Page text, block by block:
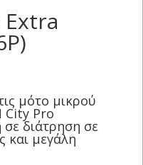
Extra
μότο μικρού
City Pro
διάτρηση σε
και μεγάλη